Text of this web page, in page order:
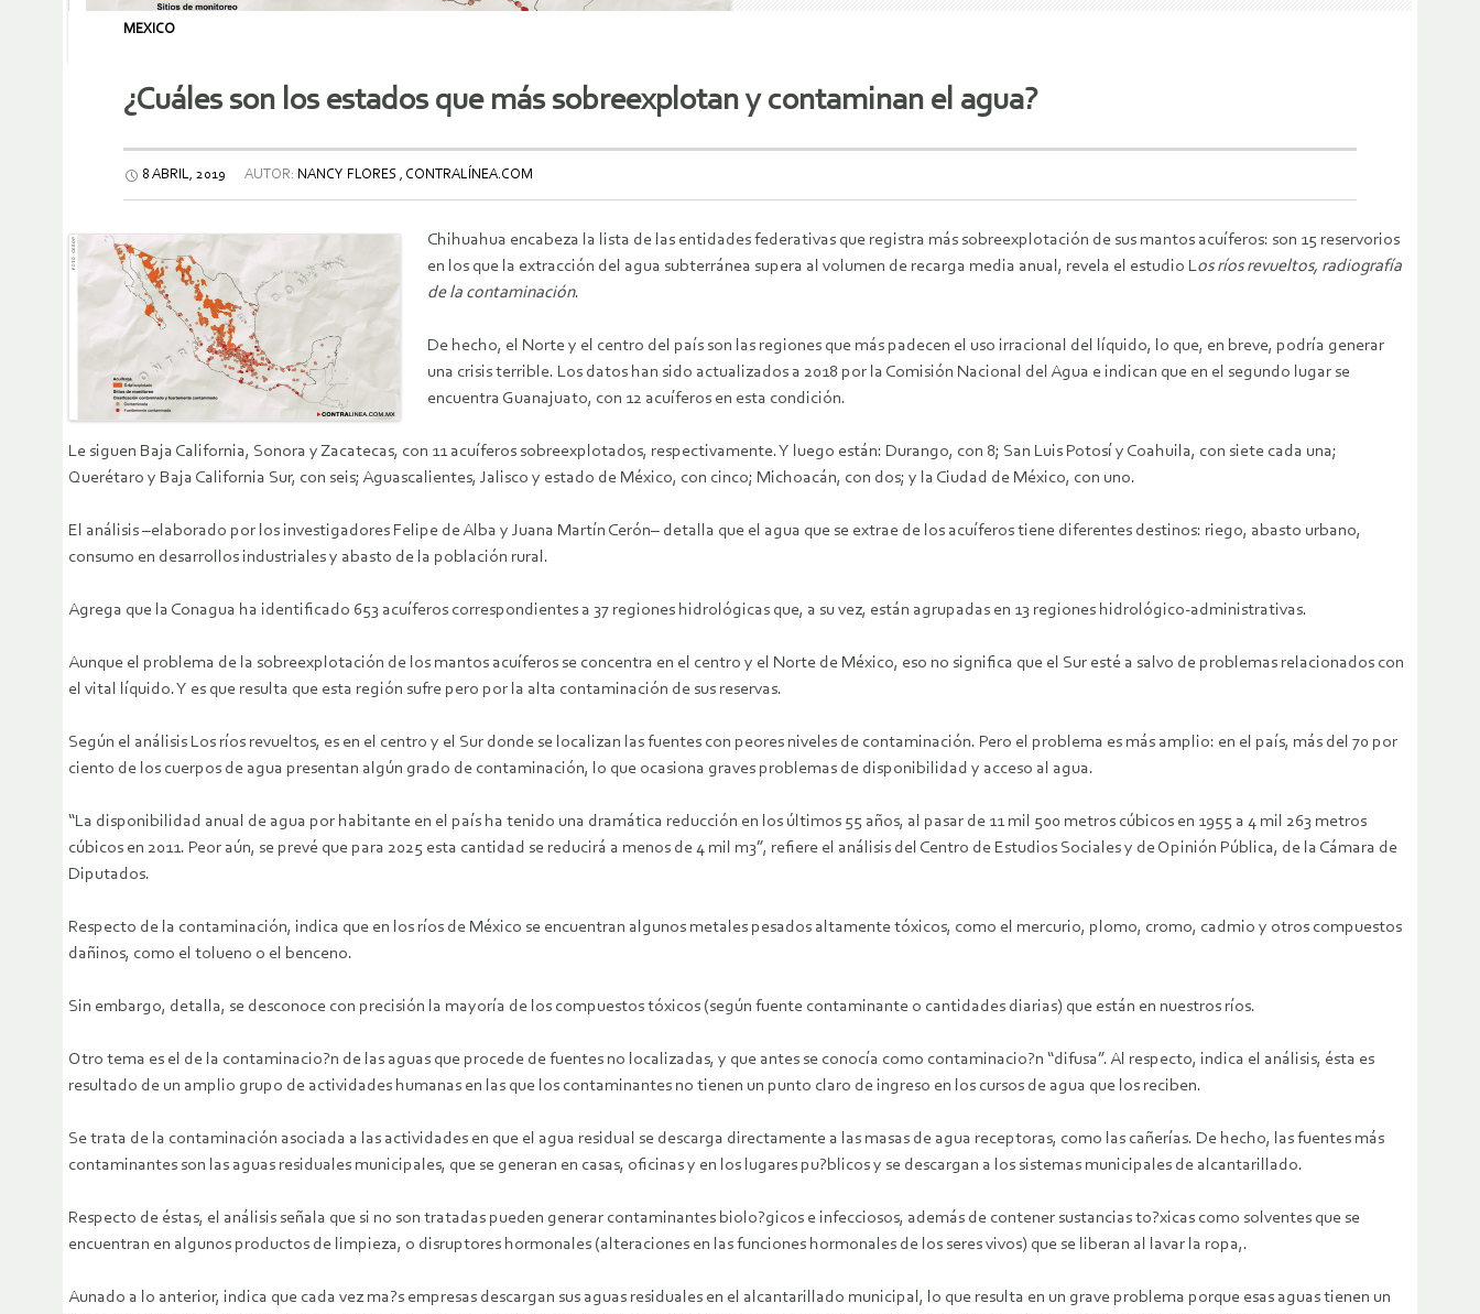
MEXICO
¿Cuáles son los estados que más sobreexplotan y contaminan el agua?
8 ABRIL, 2019 AUTOR: NANCY FLORES , CONTRALÍNEA.COM
Chihuahua encabeza la lista de las entidades federativas que registra más sobreexplotación de sus mantos acuíferos: son 15 reservorios
en los que la extracción del agua subterránea supera al volumen de recarga media anual, revela el estudio Los ríos revueltos, radiografía
de la contaminación.
De hecho, el Norte y el centro del país son las regiones que más padecen el uso irracional del líquido, lo que, en breve, podría generar
una crisis terrible. Los datos han sido actualizados a 2018 por la Comisión Nacional del Agua e indican que en el segundo lugar se
encuentra Guanajuato, con 12 acuíferos en esta condición.
Le siguen Baja California, Sonora y Zacatecas, con 11 acuíferos sobreexplotados, respectivamente. Y luego están: Durango, con 8; San Luis Potosí y Coahuila, con siete cada una;
Querétaro y Baja California Sur, con seis; Aguascalientes, Jalisco y estado de México, con cinco; Michoacán, con dos; y la Ciudad de México, con uno.
El análisis –elaborado por los investigadores Felipe de Alba y Juana Martín Cerón– detalla que el agua que se extrae de los acuíferos tiene diferentes destinos: riego, abasto urbano,
consumo en desarrollos industriales y abasto de la población rural.
Agrega que la Conagua ha identificado 653 acuíferos correspondientes a 37 regiones hidrológicas que, a su vez, están agrupadas en 13 regiones hidrológico-administrativas.
Aunque el problema de la sobreexplotación de los mantos acuíferos se concentra en el centro y el Norte de México, eso no significa que el Sur esté a salvo de problemas relacionados con
el vital líquido. Y es que resulta que esta región sufre pero por la alta contaminación de sus reservas.
Según el análisis Los ríos revueltos, es en el centro y el Sur donde se localizan las fuentes con peores niveles de contaminación. Pero el problema es más amplio: en el país, más del 70 por
ciento de los cuerpos de agua presentan algún grado de contaminación, lo que ocasiona graves problemas de disponibilidad y acceso al agua.
“La disponibilidad anual de agua por habitante en el país ha tenido una dramática reducción en los últimos 55 años, al pasar de 11 mil 500 metros cúbicos en 1955 a 4 mil 263 metros
cúbicos en 2011. Peor aún, se prevé que para 2025 esta cantidad se reducirá a menos de 4 mil m3”, refiere el análisis del Centro de Estudios Sociales y de Opinión Pública, de la Cámara de
Diputados.
Respecto de la contaminación, indica que en los ríos de México se encuentran algunos metales pesados altamente tóxicos, como el mercurio, plomo, cromo, cadmio y otros compuestos
dañinos, como el tolueno o el benceno.
Sin embargo, detalla, se desconoce con precisión la mayoría de los compuestos tóxicos (según fuente contaminante o cantidades diarias) que están en nuestros ríos.
Otro tema es el de la contaminacio?n de las aguas que procede de fuentes no localizadas, y que antes se conocía como contaminacio?n “difusa”. Al respecto, indica el análisis, ésta es
resultado de un amplio grupo de actividades humanas en las que los contaminantes no tienen un punto claro de ingreso en los cursos de agua que los reciben.
Se trata de la contaminación asociada a las actividades en que el agua residual se descarga directamente a las masas de agua receptoras, como las cañerías. De hecho, las fuentes más
contaminantes son las aguas residuales municipales, que se generan en casas, oficinas y en los lugares pu?blicos y se descargan a los sistemas municipales de alcantarillado.
Respecto de éstas, el análisis señala que si no son tratadas pueden generar contaminantes biolo?gicos e infecciosos, además de contener sustancias to?xicas como solventes que se
encuentran en algunos productos de limpieza, o disruptores hormonales (alteraciones en las funciones hormonales de los seres vivos) que se liberan al lavar la ropa,.
Aunado a lo anterior, indica que cada vez ma?s empresas descargan sus aguas residuales en el alcantarillado municipal, lo que resulta en un grave problema porque esas aguas tienen un